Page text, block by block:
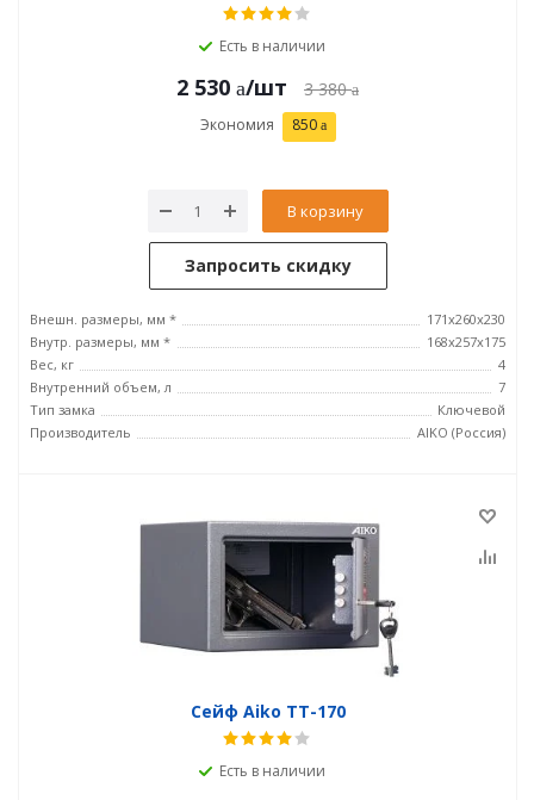
Есть в наличии
2 530 /шт 3 380
Экономия 850
В корзину
Запросить скидку
Внешн. размеры, мм *
171x260x230
Внутр. размеры, мм *
168x257x175
Вес, кг
4
Внутренний объем, л
7
Тип замка
Ключевой
Производитель
AIKO (Россия)
Сейф Aiko ТТ-170
Есть в наличии